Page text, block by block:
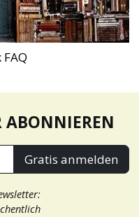
ABONNIEREN
Gratis anmelden